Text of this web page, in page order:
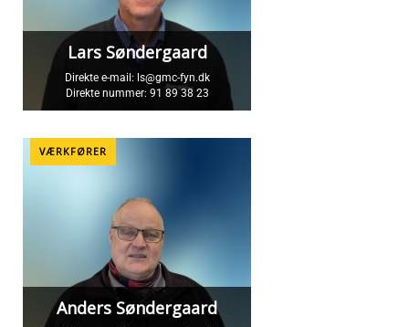
Direkte e-mail: ls@gmc-fyn.dk
Direkte nummer: 91 89 38 23
Lars Søndergaard
VÆRKFØRER
Anders Søndergaard